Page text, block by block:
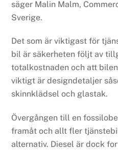
säger Malin Malm,
Sverige.
Det som är viktigast för
bil är säkerheten följt av
totalkostnaden och att
viktigt är designdetaljer
skinnklädsel och glastak.
Övergången till en
framåt och allt fler
alternativ. Diesel är dock